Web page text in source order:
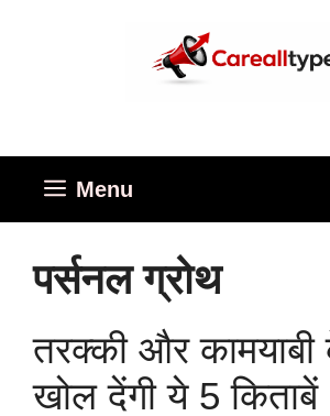
Menu
पर्सनल ग्रोथ
तरक्की और कामयाबी
खोल देंगी ये 5